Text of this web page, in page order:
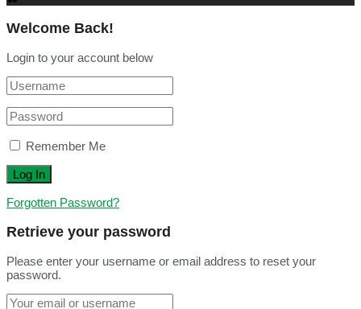
Welcome Back!
Login to your account below
Remember Me
Forgotten Password?
Retrieve your password
Please enter your username or email address to reset your
password.